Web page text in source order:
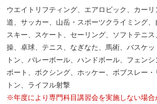
ウエイトリフティング、エアロビック、カー
道、サッカー、山岳・スポーツクライミング、
スキー、スケート、セーリング、ソフトテニ
操、卓球、テニス、なぎなた、馬術、バスケ
トン、バレーボール、ハンドボール、フェンシ
ボート、ボクシング、ホッケー、ボブスレー
トン、ライフル射撃
※年度により専門科目講習会を実施しない場合